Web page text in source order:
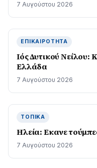
7 Αυγούστου 2026
ΕΠΙΚΑΙΡΌΤΗΤΑ
Ιός Δυτικού
Ελλάδα
7 Αυγούστου 2026
ΤΟΠΙΚΆ
Ηλεία: Εκανε
7 Αυγούστου 2026